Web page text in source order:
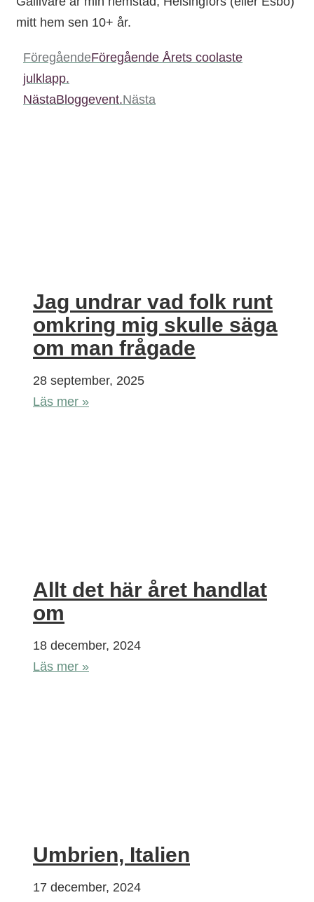
mitt hem sen 10+ år.
FöregåendeFöregående Årets coolaste
julklapp.
NästaBloggevent.Nästa
Jag undrar vad folk runt
omkring mig skulle säga
om man frågade
28 september, 2025
Läs mer »
Allt det här året handlat
om
18 december, 2024
Läs mer »
Umbrien, Italien
17 december, 2024